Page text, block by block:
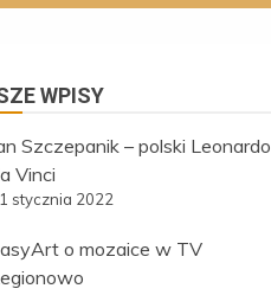
WPISY
Szczepanik – polski Leonardo
Vinci
stycznia 2022
o mozaice w TV